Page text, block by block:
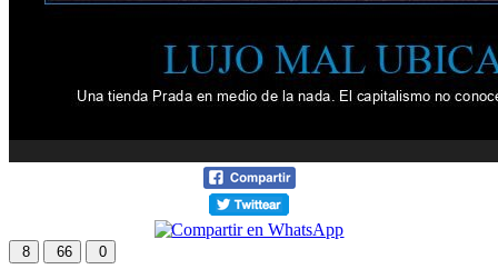
8 66 0